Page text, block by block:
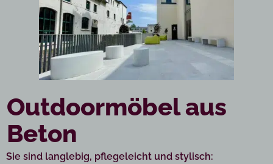
Outdoormöbel aus
Beton
Sie sind langlebig, pflegeleicht und stylisch: